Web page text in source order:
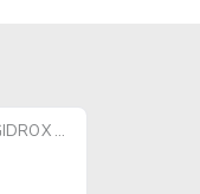
Насос вихревой GIDROX PCm146 600W